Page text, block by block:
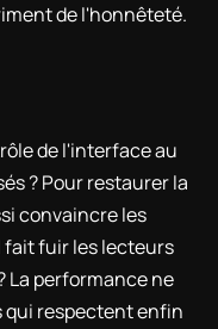
de l'honnêteté.
de l'interface au
? Pour restaurer la
convaincre les
fait fuir les lecteurs
La performance ne
qui respectent enfin